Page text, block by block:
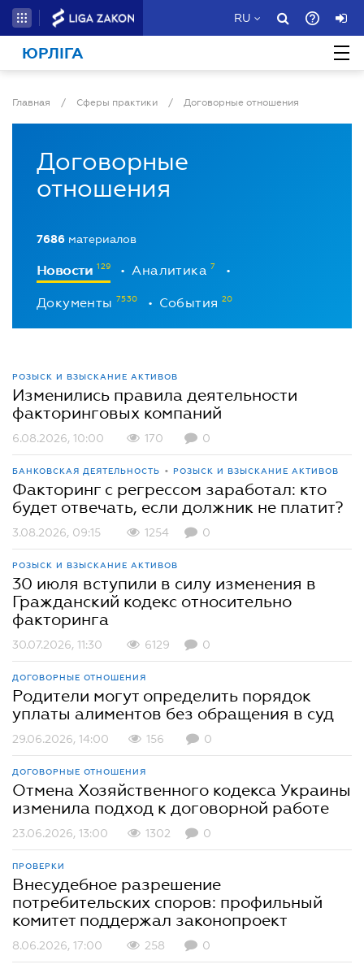
RU
ЮРЛІГА
Главная / Сферы практики / Договорные отношения
Договорные
отношения
7686 материалов
Новости • Аналитика •
Документы • События
РОЗЫСК И ВЗЫСКАНИЕ АКТИВОВ
Изменились правила деятельности
факторинговых компаний
6.08.2026, 10:00 170 0
БАНКОВСКАЯ ДЕЯТЕЛЬНОСТЬ • РОЗЫСК И ВЗЫСКАНИЕ АКТИВОВ
Факторинг с регрессом заработал: кто
будет отвечать, если должник не платит?
3.08.2026, 09:15 1254 0
РОЗЫСК И ВЗЫСКАНИЕ АКТИВОВ
30 июля вступили в силу изменения в
Гражданский кодекс относительно
факторинга
30.07.2026, 11:30 6129 0
ДОГОВОРНЫЕ ОТНОШЕНИЯ
Родители могут определить порядок
уплаты алиментов без обращения в суд
29.06.2026, 14:00 156 0
ДОГОВОРНЫЕ ОТНОШЕНИЯ
Отмена Хозяйственного кодекса Украины
изменила подход к договорной работе
23.06.2026, 13:00 1302 0
ПРОВЕРКИ
Внесудебное разрешение
потребительских споров: профильный
комитет поддержал законопроект
8.06.2026, 17:00 258 0